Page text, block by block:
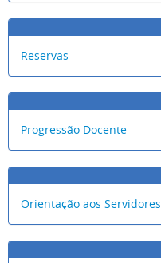
Reservas
Progressão Docente
Orientação aos Servidores